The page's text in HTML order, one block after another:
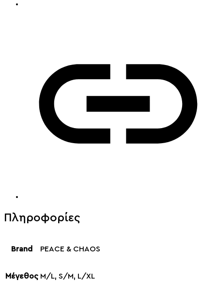
Πληροφορίες
Brand PEACE & CHAOS
Μέγεθος M/L, S/M, L/XL